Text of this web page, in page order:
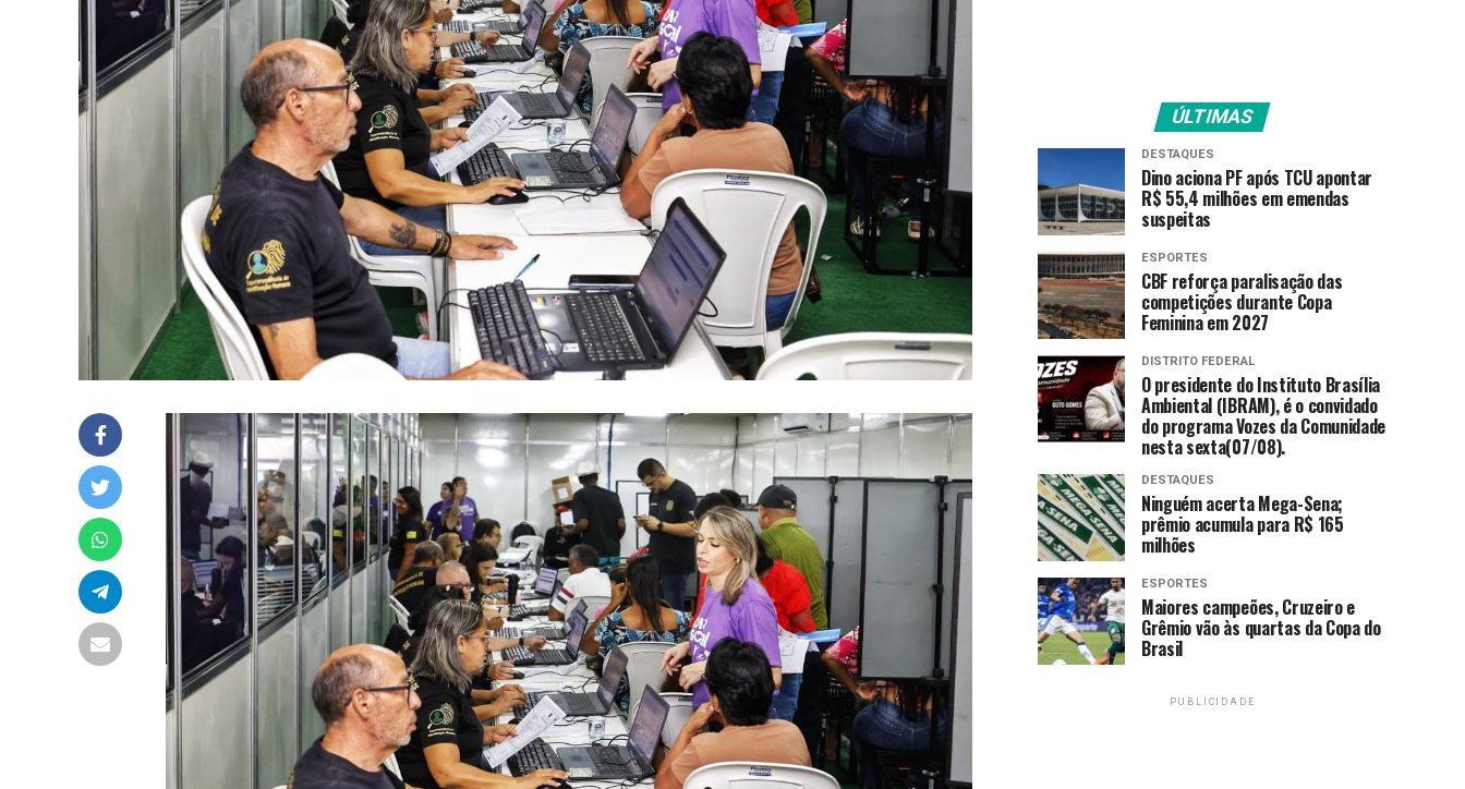
ÚLTIMAS
DESTAQUES
Dino aciona PF após TCU apontar
R$ 55,4 milhões em emendas
suspeitas
ESPORTES
CBF reforça paralisação das
competições durante Copa
Feminina em 2027
DISTRITO FEDERAL
O presidente do Instituto Brasília
Ambiental (IBRAM), é o convidado
do programa Vozes da Comunidade
nesta sexta(07/08).
DESTAQUES
Ninguém acerta Mega-Sena;
prêmio acumula para R$ 165
milhões
ESPORTES
Maiores campeões, Cruzeiro e
Grêmio vão às quartas da Copa do
Brasil
PUBLICIDADE